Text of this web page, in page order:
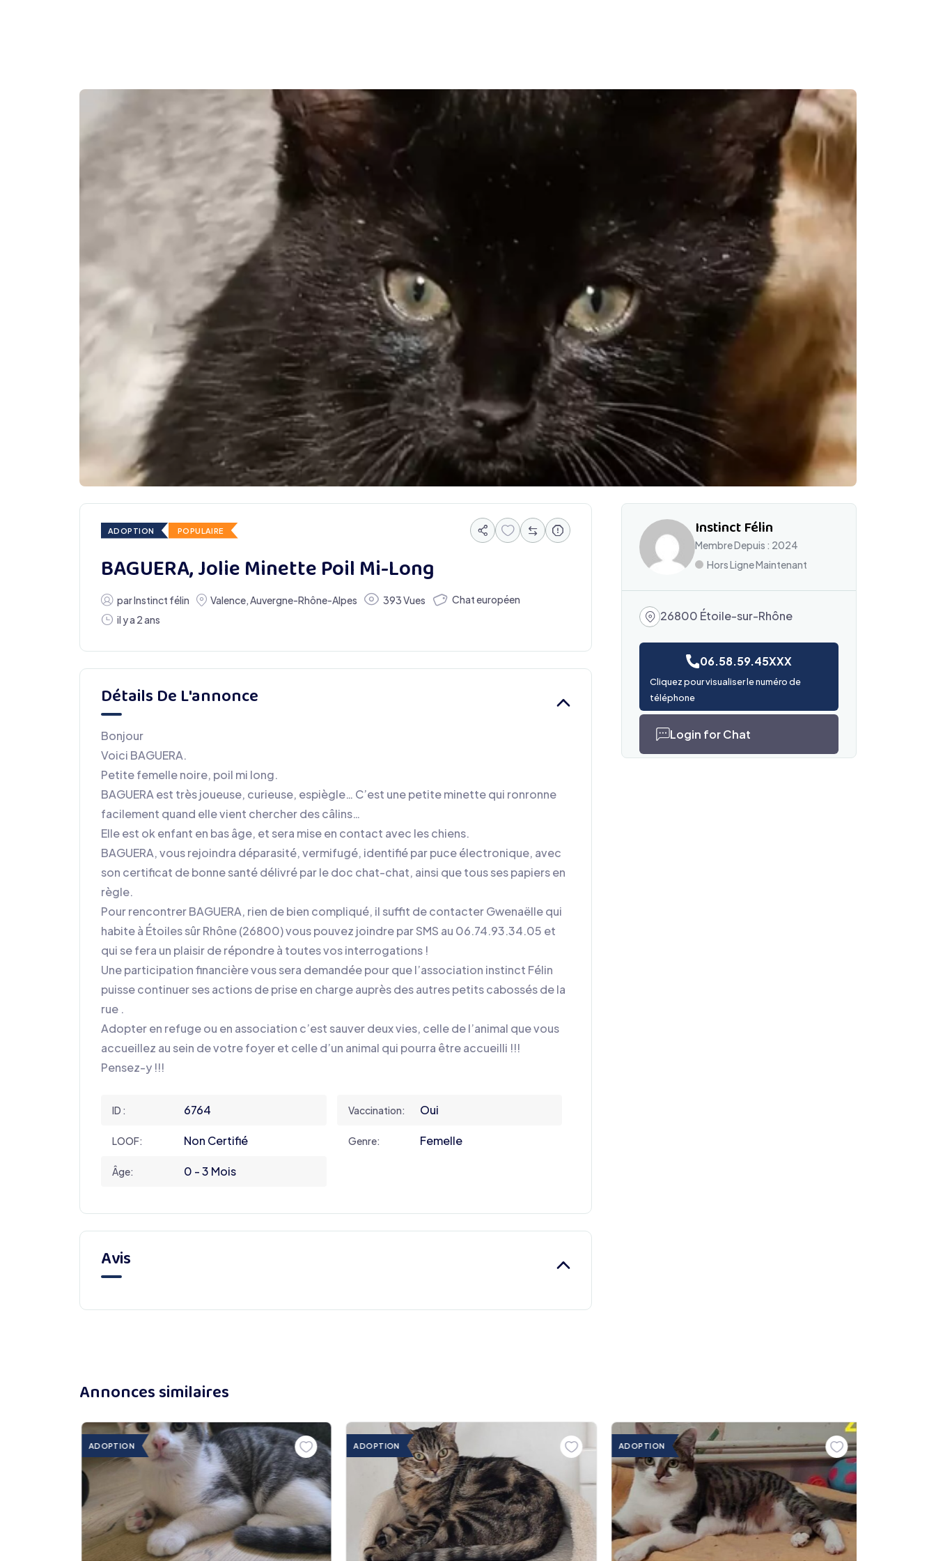
ADOPTION POPULAIRE
BAGUERA, Jolie Minette Poil Mi-Long
parInstinct félin Valence,Auvergne-Rhône-Alpes 393 Vues
Chat européen
il y a 2 ans
Détails De L'annonce
Bonjour
Voici BAGUERA.
Petite femelle noire, poil mi long.
BAGUERA est très joueuse, curieuse, espiègle… C’est une petite minette qui ronronne
facilement quand elle vient chercher des câlins…
Elle est ok enfant en bas âge, et sera mise en contact avec les chiens.
BAGUERA, vous rejoindra déparasité, vermifugé, identifié par puce électronique, avec
son certificat de bonne santé délivré par le doc chat-chat, ainsi que tous ses papiers en
règle.
Pour rencontrer BAGUERA, rien de bien compliqué, il suffit de contacter Gwenaëlle qui
habite à Étoiles sûr Rhône (26800) vous pouvez joindre par SMS au 06.74.93.34.05 et
qui se fera un plaisir de répondre à toutes vos interrogations !
Une participation financière vous sera demandée pour que l’association instinct Félin
puisse continuer ses actions de prise en charge auprès des autres petits cabossés de la
rue .
Adopter en refuge ou en association c’est sauver deux vies, celle de l’animal que vous
accueillez au sein de votre foyer et celle d’un animal qui pourra être accueilli !!!
Pensez-y !!!
ID : 6764 Vaccination: Oui
LOOF: Non Certifié Genre: Femelle
Âge: 0 - 3 Mois
Avis
Instinct Félin
Membre Depuis : 2024
Hors Ligne Maintenant
26800 Étoile-sur-Rhône
06.58.59.45XXX
Cliquez pour visualiser le numéro de
téléphone
Login for Chat
Annonces similaires
ADOPTION ADOPTION ADOPTION